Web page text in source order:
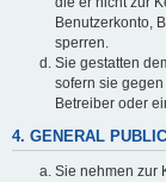
Benutzerkonto,
sperren.
Sie gestatten
sofern sie
Betreiber oder
4. GENERAL
Sie nehmen zur